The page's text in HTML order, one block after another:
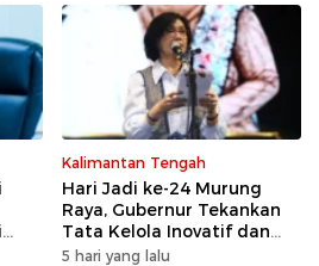
Kalimantan Tengah
Hari Jadi ke-24 Murung
Raya, Gubernur Tekankan
Tata Kelola Inovatif dan
Kesiapsiagaan Karhutla
5 hari yang lalu